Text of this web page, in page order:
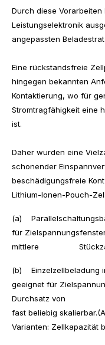
Durch diese
Leistungselektronik
angepassten
Eine rückstandsfreie
hingegen bekannten
Kontaktierung, wo für
Stromtragfähigkeit eine
ist.
Daher wurden eine
schonender
beschädigungsfreie
Lithium-Ionen-Pouch-
(a)
für
mittlere
(b) Einzelzellbeladung
geeignet für
Durchsatz von
fast beliebig
Varianten: Zellkapazität